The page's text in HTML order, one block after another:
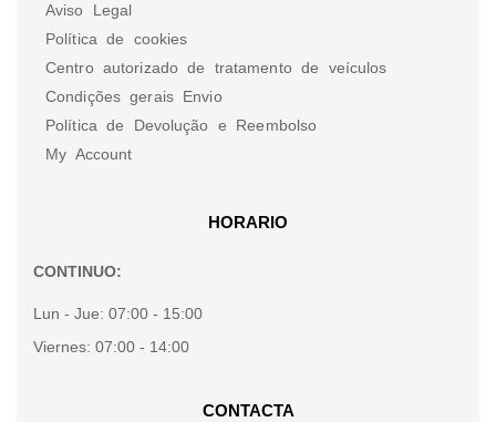
Aviso Legal
Política de cookies
Centro autorizado de tratamento de veículos
Condições gerais Envio
Política de Devolução e Reembolso
My Account
HORARIO
CONTINUO:
Lun - Jue: 07:00 - 15:00
Viernes: 07:00 - 14:00
CONTACTA